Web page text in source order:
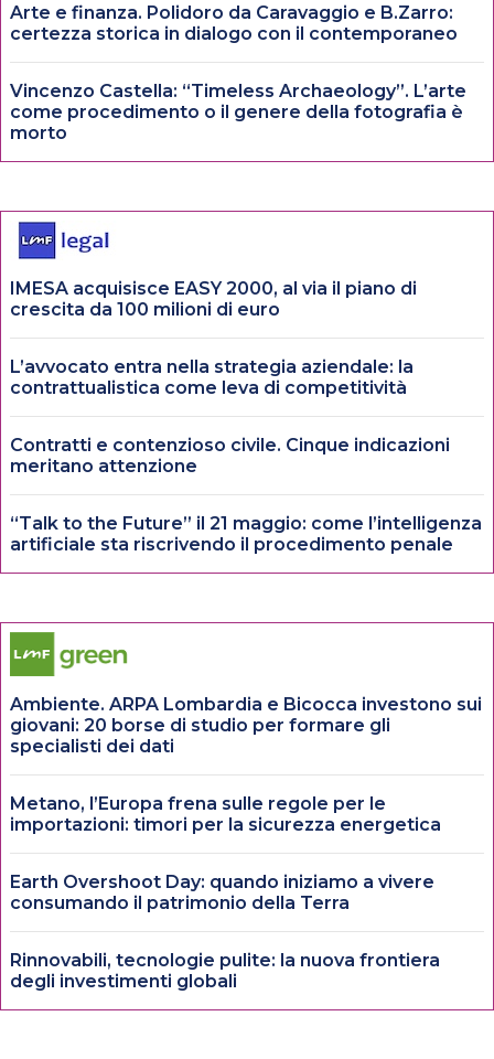
Arte e finanza. Polidoro da Caravaggio e B.Zarro:
certezza storica in dialogo con il contemporaneo
Vincenzo Castella: “Timeless Archaeology”. L’arte
come procedimento o il genere della fotografia è
morto
IMESA acquisisce EASY 2000, al via il piano di
crescita da 100 milioni di euro
L’avvocato entra nella strategia aziendale: la
contrattualistica come leva di competitività
Contratti e contenzioso civile. Cinque indicazioni
meritano attenzione
“Talk to the Future” il 21 maggio: come l’intelligenza
artificiale sta riscrivendo il procedimento penale
Ambiente. ARPA Lombardia e Bicocca investono sui
giovani: 20 borse di studio per formare gli
specialisti dei dati
Metano, l’Europa frena sulle regole per le
importazioni: timori per la sicurezza energetica
Earth Overshoot Day: quando iniziamo a vivere
consumando il patrimonio della Terra
Rinnovabili, tecnologie pulite: la nuova frontiera
degli investimenti globali